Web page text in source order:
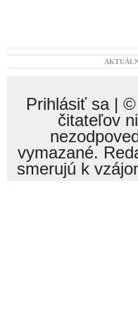
Prihlásiť sa| ©
čitateľov
vymazané.
smerujú k